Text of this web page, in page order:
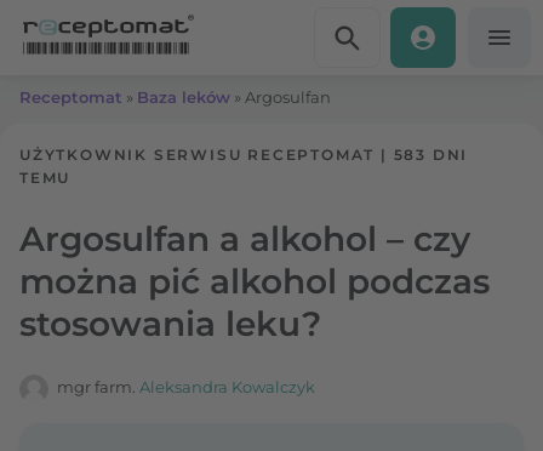
Receptomat » Baza leków » Argosulfan
UŻYTKOWNIK SERWISU RECEPTOMAT | 583 DNI
TEMU
Argosulfan a alkohol – czy
można pić alkohol podczas
stosowania leku?
mgr farm. Aleksandra Kowalczyk